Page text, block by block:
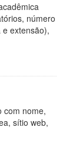
número
extensão),
com nome,
sítio web,